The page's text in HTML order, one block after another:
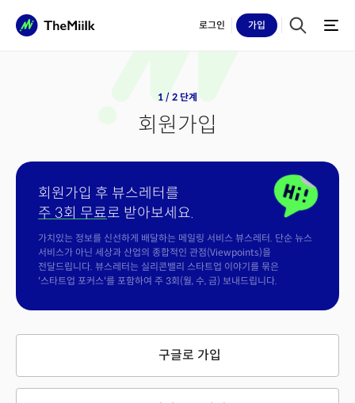
로그인 가입
1 / 2 단계
회원가입
회원가입 후 뷰스레터를
주 3회 무료로 받아보세요.
가치있는 정보를 신선하게 배달하는 메일링 서비스 뷰스레터. 단순 뉴스
서비스가 아닌 세상과 산업의 종합적인 관점(Viewpoints)을
전달드립니다. 뷰스레터는 실리콘밸리 스타트업 이야기를 묶은
'스타트업 포커스'를 포함하여 주 3회(월, 수, 금) 보내드립니다.
구글로 가입